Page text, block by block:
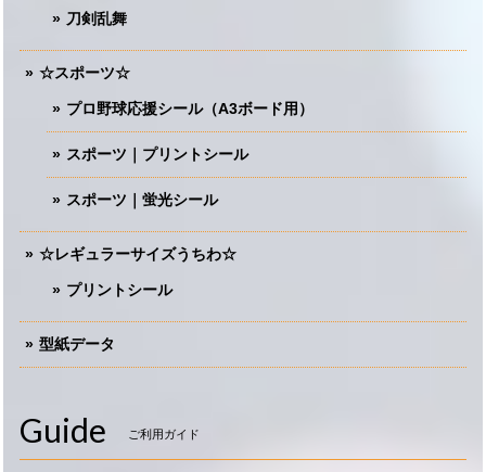
刀剣乱舞
☆スポーツ☆
プロ野球応援シール（A3ボード用）
スポーツ｜プリントシール
スポーツ｜蛍光シール
☆レギュラーサイズうちわ☆
プリントシール
型紙データ
Guide ご利用ガイド